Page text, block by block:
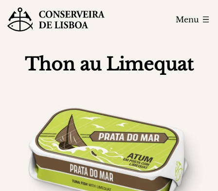
Menu
Thon au Limequat